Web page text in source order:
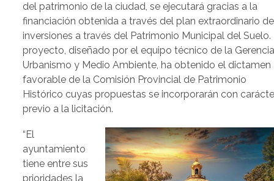
del patrimonio de la ciudad, se ejecutará gracias a la
financiación obtenida a través del plan extraordinario de
inversiones a través del Patrimonio Municipal del Suelo.
proyecto, diseñado por el equipo técnico de la
Urbanismo y Medio Ambiente, ha obtenido el dictamen
favorable de la Comisión Provincial de Patrimonio
Histórico cuyas propuestas se incorporarán con
previo a la licitación.
“El
ayuntamiento
tiene entre sus
prioridades la